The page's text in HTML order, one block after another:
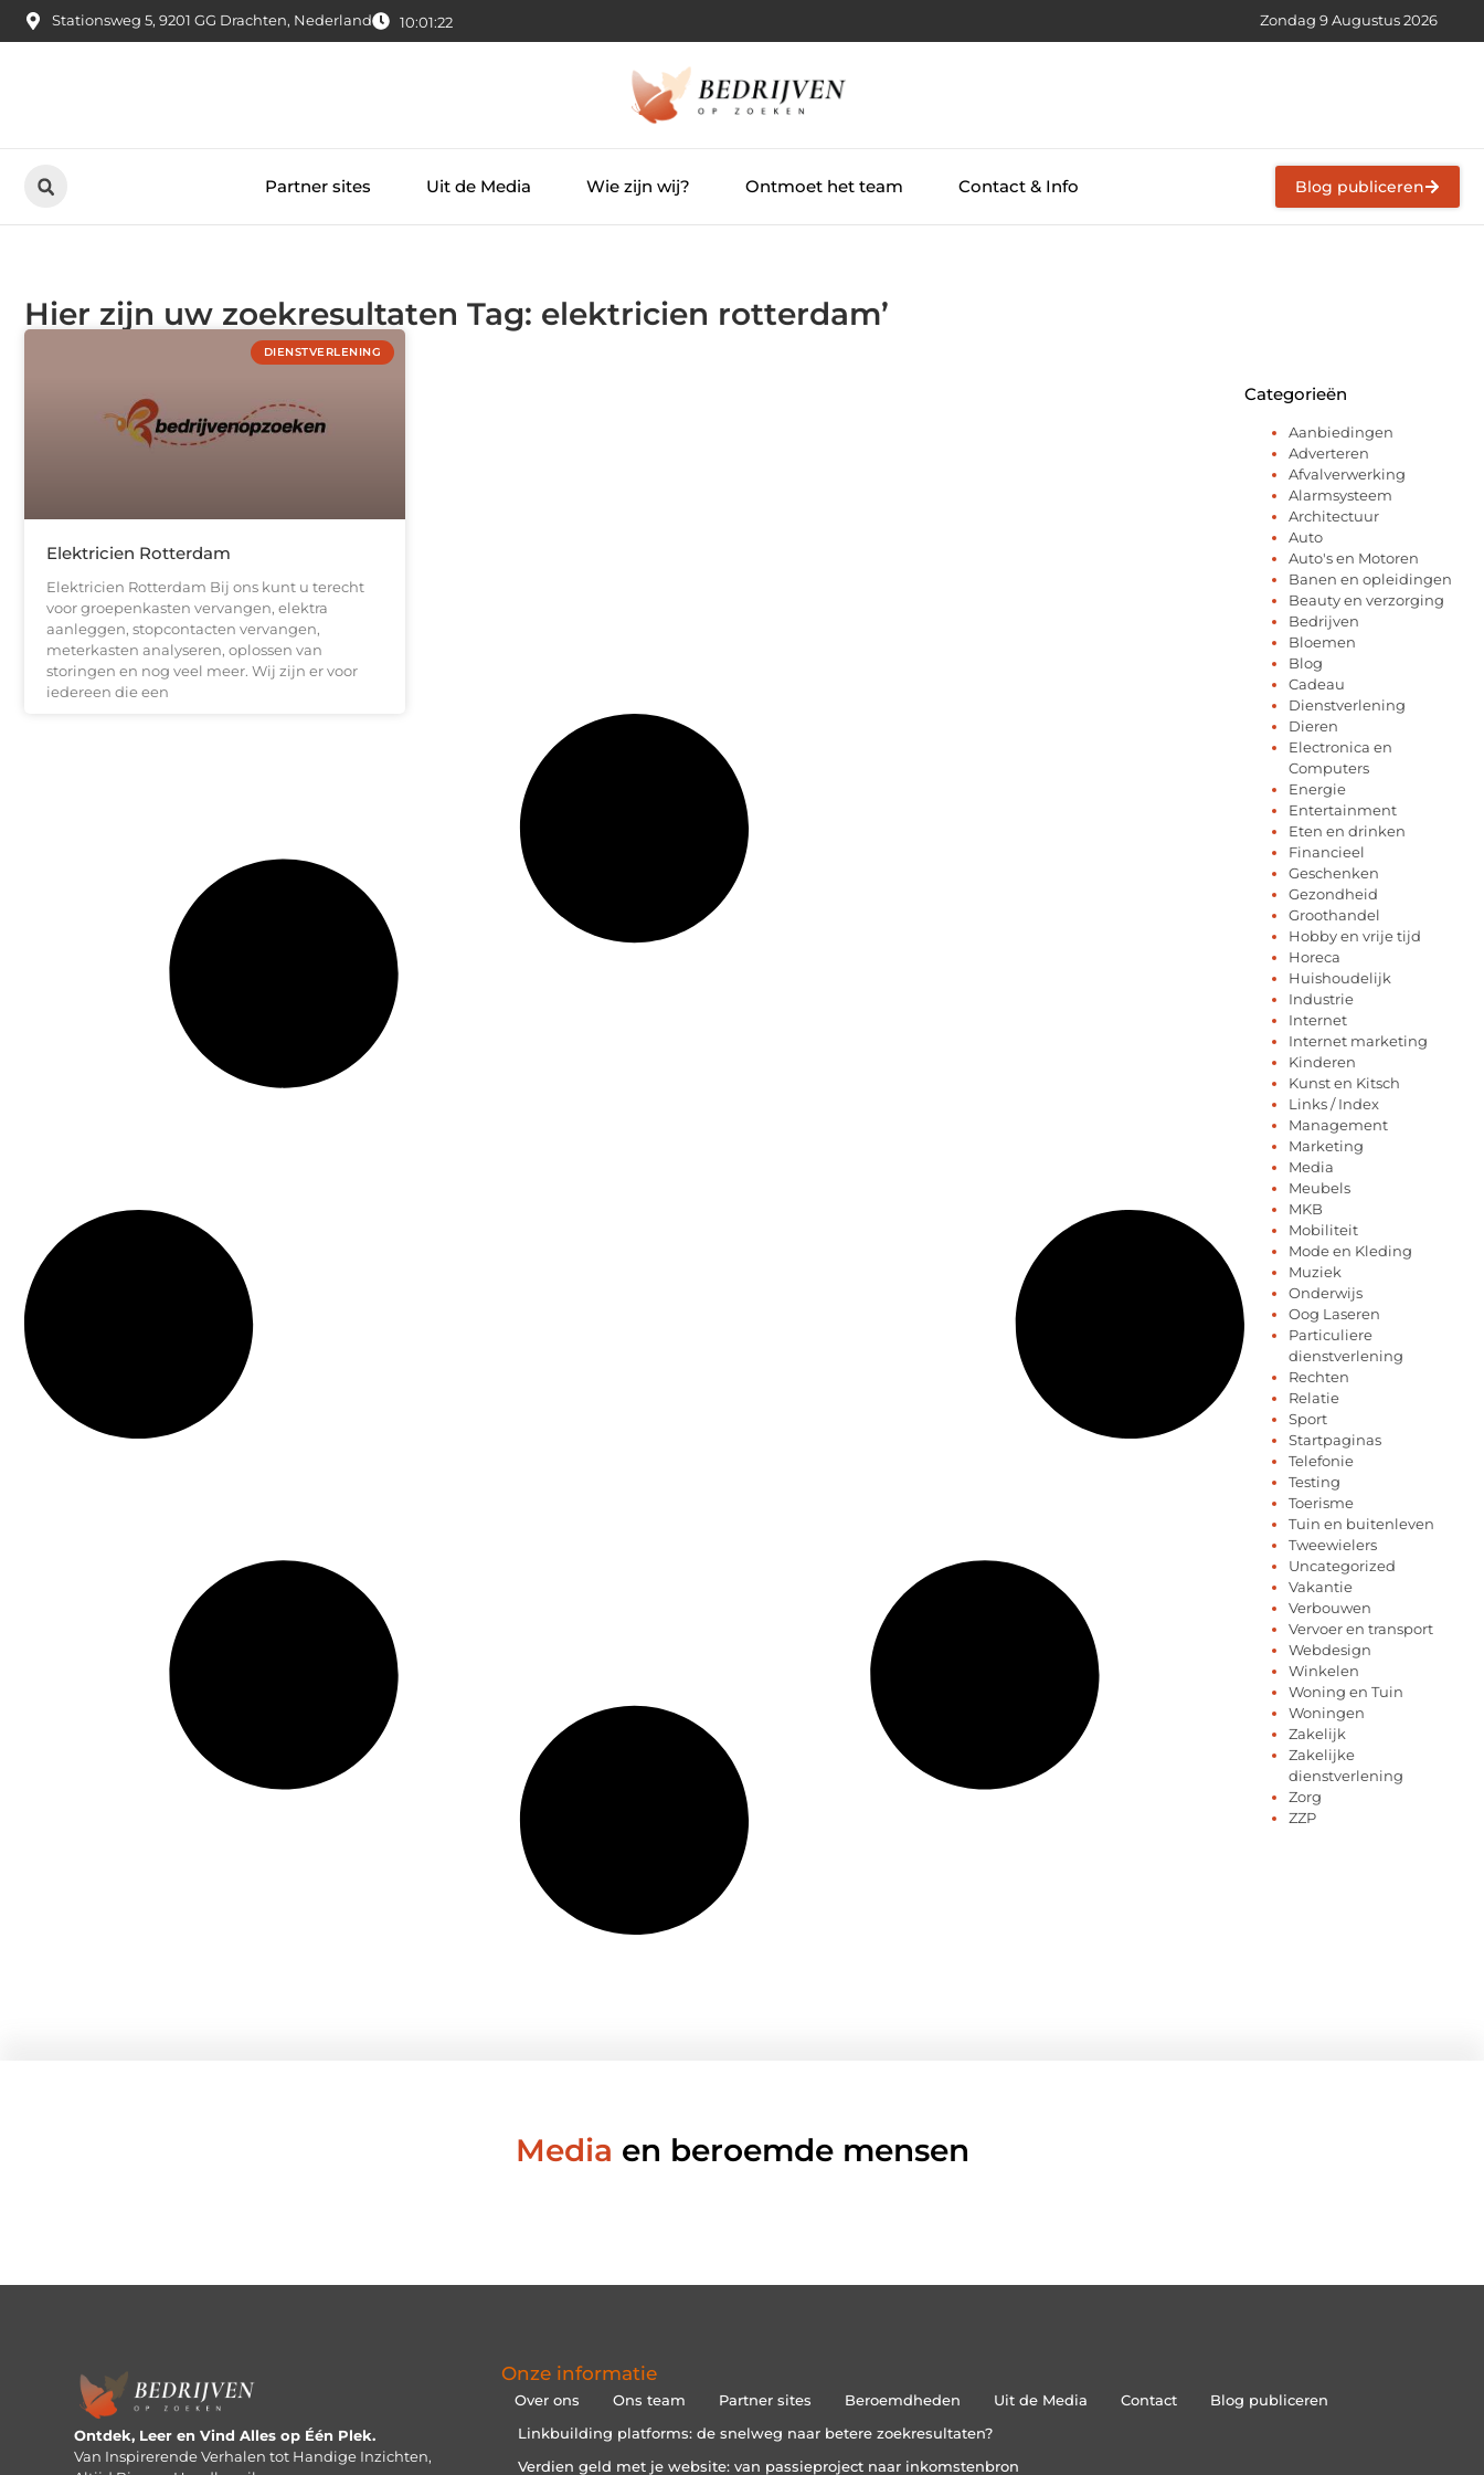
Stationsweg 5, 9201 GG Drachten, Nederland 10:01:22 Zondag 9 Augustus 2026
Partner sites Uit de Media Wie zijn wij? Ontmoet het team Contact & Info Blog publiceren
Hier zijn uw zoekresultaten Tag: elektricien rotterdam’
DIENSTVERLENING
Elektricien Rotterdam
Elektricien Rotterdam Bij ons kunt u terecht
voor groepenkasten vervangen, elektra
aanleggen, stopcontacten vervangen,
meterkasten analyseren, oplossen van
storingen en nog veel meer. Wij zijn er voor
iedereen die een
Categorieën
Aanbiedingen
Adverteren
Afvalverwerking
Alarmsysteem
Architectuur
Auto
Auto's en Motoren
Banen en opleidingen
Beauty en verzorging
Bedrijven
Bloemen
Blog
Cadeau
Dienstverlening
Dieren
Electronica en
Computers
Energie
Entertainment
Eten en drinken
Financieel
Geschenken
Gezondheid
Groothandel
Hobby en vrije tijd
Horeca
Huishoudelijk
Industrie
Internet
Internet marketing
Kinderen
Kunst en Kitsch
Links / Index
Management
Marketing
Media
Meubels
MKB
Mobiliteit
Mode en Kleding
Muziek
Onderwijs
Oog Laseren
Particuliere
dienstverlening
Rechten
Relatie
Sport
Startpaginas
Telefonie
Testing
Toerisme
Tuin en buitenleven
Tweewielers
Uncategorized
Vakantie
Verbouwen
Vervoer en transport
Webdesign
Winkelen
Woning en Tuin
Woningen
Zakelijk
Zakelijke
dienstverlening
Zorg
ZZP
Media en beroemde mensen
Ontdek, Leer en Vind Alles op Één Plek.
Van Inspirerende Verhalen tot Handige Inzichten,
Onze informatie
Over ons Ons team Partner sites Beroemdheden Uit de Media Contact
Blog publiceren
Linkbuilding platforms: de snelweg naar betere zoekresultaten?
Verdien geld met je website: van passieproject naar inkomstenbron